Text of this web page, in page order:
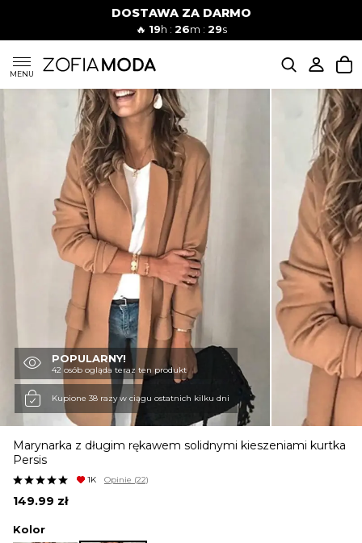
DOSTAWA ZA DARMO
🔥 19h : 26m : 27s
MENU
SUKIENKI
MODA PLAŻOWA
KURTKI I PŁASZCZE
SPÓDNICE
POPULARNY!
42 osób ogląda teraz ten produkt
Kupione 38 razy w ciągu ostatnich kilku dni
Marynarka z długim rękawem solidnymi kieszeniami kurtka
Persis
1K Opinie (22)
149.99 zł
Kolor